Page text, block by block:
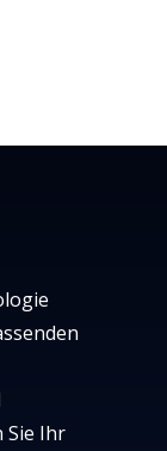
Sie Ihr